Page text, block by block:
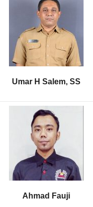
Umar H Salem, SS
Ahmad Fauji